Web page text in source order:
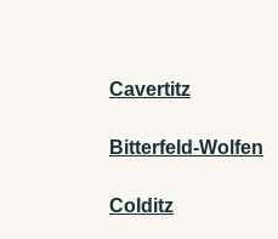
Cavertitz
Bitterfeld-Wolfen
Colditz